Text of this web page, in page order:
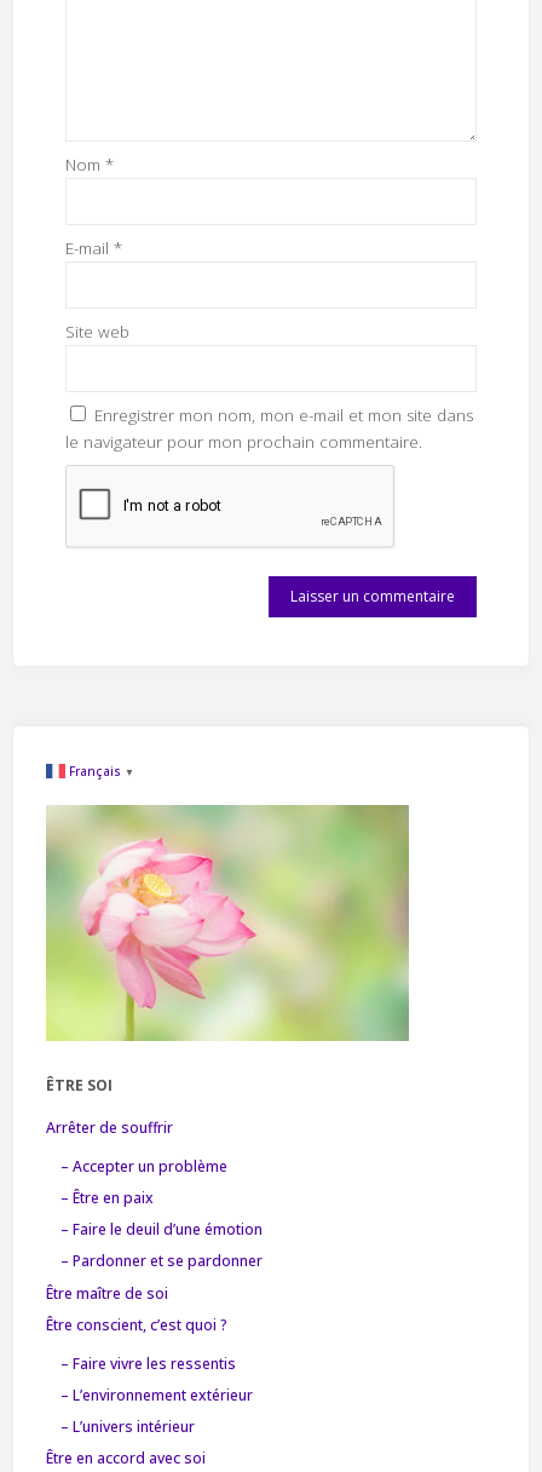
Nom *
E-mail *
Site web
Enregistrer mon nom, mon e-mail et mon site dans
le navigateur pour mon prochain commentaire.
Français ▼
ÊTRE SOI
Arrêter de souffrir
– Accepter un problème
– Être en paix
– Faire le deuil d’une émotion
– Pardonner et se pardonner
Être maître de soi
Être conscient, c’est quoi ?
– Faire vivre les ressentis
– L’environnement extérieur
– L’univers intérieur
Être en accord avec soi